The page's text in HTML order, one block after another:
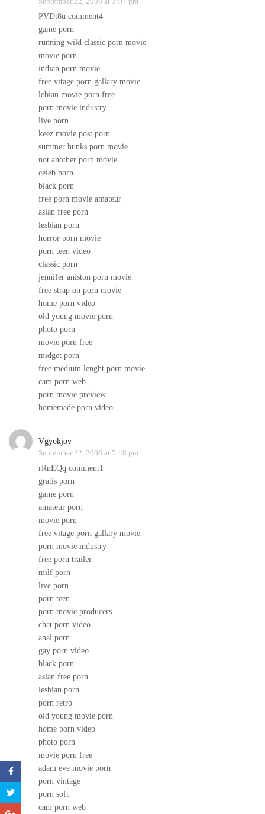
PVDt8u comment4
game porn
running wild classic porn movie
movie porn
indian porn movie
free vitage porn gallary movie
lebian movie porn free
porn movie industry
live porn
keez movie post porn
summer hunks porn movie
not another porn movie
celeb porn
black porn
free porn movie amateur
asian free porn
lesbian porn
horror porn movie
porn teen video
classic porn
jennifer aniston porn movie
free strap on porn movie
home porn video
old young movie porn
photo porn
movie porn free
midget porn
free medium lenght porn movie
cam porn web
porn movie preview
homemade porn video
Vgyokjov
September 22, 2008 at 5:48 pm
rRnEQq comment1
gratis porn
game porn
amateur porn
movie porn
free vitage porn gallary movie
porn movie industry
free porn trailer
milf porn
live porn
porn teen
porn movie producers
chat porn video
anal porn
gay porn video
black porn
asian free porn
lesbian porn
porn retro
old young movie porn
home porn video
photo porn
movie porn free
adam eve movie porn
porn vintage
porn soft
cam porn web